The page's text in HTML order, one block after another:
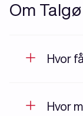
Om
Hvor
Hvor